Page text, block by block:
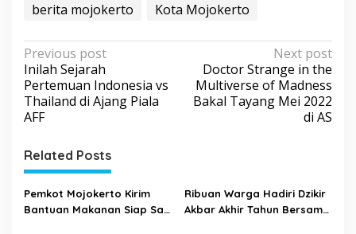
berita mojokerto Kota Mojokerto
P
o
s
t
n
a
v
i
Previous post
Inilah Sejarah
Pertemuan Indonesia vs
Thailand di Ajang Piala
AFF
Next post
Doctor Strange in the
Multiverse of Madness
Bakal Tayang Mei 2022
di AS
Related Posts
Pemkot Mojokerto Kirim
Bantuan Makanan Siap Saji
Ribuan Warga Hadiri Dzikir
Akbar Akhir Tahun Bersama